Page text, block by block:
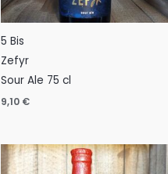
5 Bis
Zefyr
Sour Ale 75 cl
9,10 €